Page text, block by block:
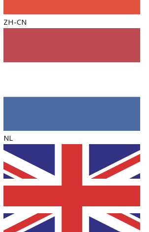
ZH-CN
NL